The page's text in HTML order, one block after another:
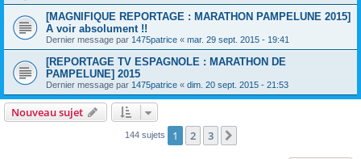
[MAGNIFIQUE REPORTAGE : MARATHON PAMPELUNE 2015]
A voir absolument !!
Dernier message par 1475patrice « mar. 29 sept. 2015 - 19:41
[REPORTAGE TV ESPAGNOLE : MARATHON DE
PAMPELUNE] 2015
Dernier message par 1475patrice « dim. 20 sept. 2015 - 21:53
Nouveau sujet
144 sujets 1 2 3